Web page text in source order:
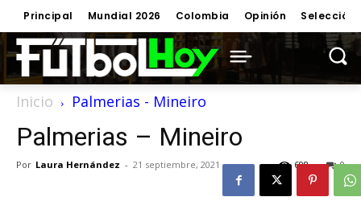
Principal Mundial 2026 Colombia Opinión Selección
Inicio Palmerias - Mineiro
Palmerias – Mineiro
Por Laura Hernández - 21 septiembre, 2021 0
698